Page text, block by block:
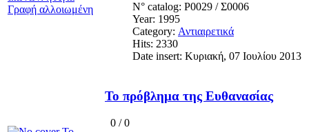
N° catalog: Ρ0029 / Σ0006
Year: 1995
Category: Αντιαιρετικά
Hits: 2330
Date insert: Κυριακή, 07 Ιουλίου 2013
Το πρόβλημα της Ευθανασίας
0 /0